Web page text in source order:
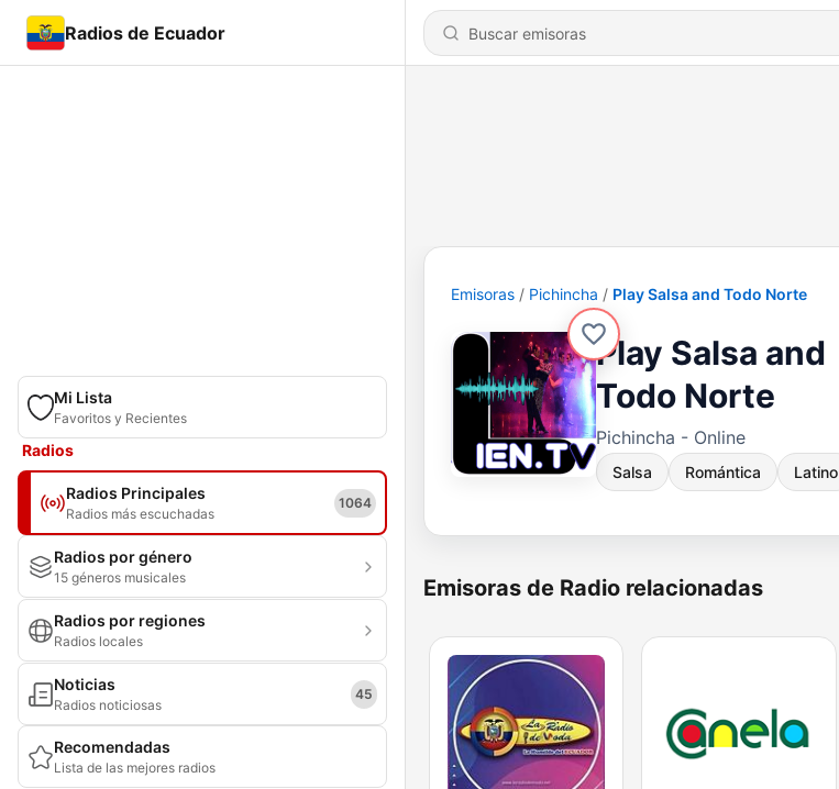
Radios de Ecuador
Mi Lista
Favoritos y Recientes
Radios
Radios Principales
Radios más escuchadas
1064
Radios por género
15 géneros musicales
Radios por regiones
Radios locales
Noticias
Radios noticiosas
45
Recomendadas
Lista de las mejores radios
Emisoras Pichincha Play Salsa and Todo Norte
Play Salsa and
Todo Norte
Pichincha - Online
Salsa Romántica Latino
Emisoras de Radio relacionadas